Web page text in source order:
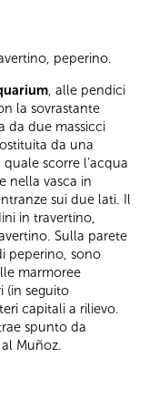
peperino.
, alle pendici
la sovrastante
da due massicci
da una
scorre l’acqua
nella vasca in
sui due lati. Il
in travertino,
Sulla parete
peperino, sono
marmoree
(in seguito
capitali a rilievo.
spunto da
Muñoz.